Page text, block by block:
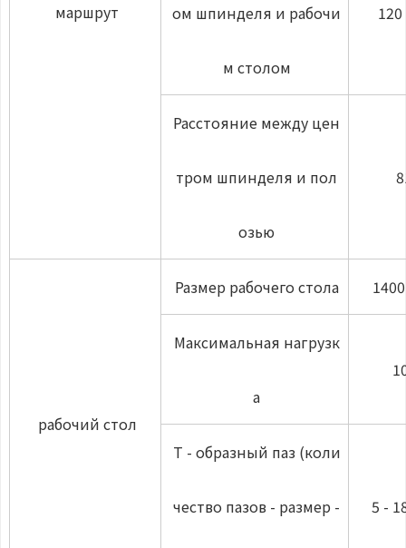
маршрут ом шпинделя и рабочи
м столом
Расстояние между цен
тром шпинделя и пол
озью
рабочий стол
Размер рабочего стола
Максимальная нагрузк
а
Т - образный паз (коли
чество пазов - размер - 5 -